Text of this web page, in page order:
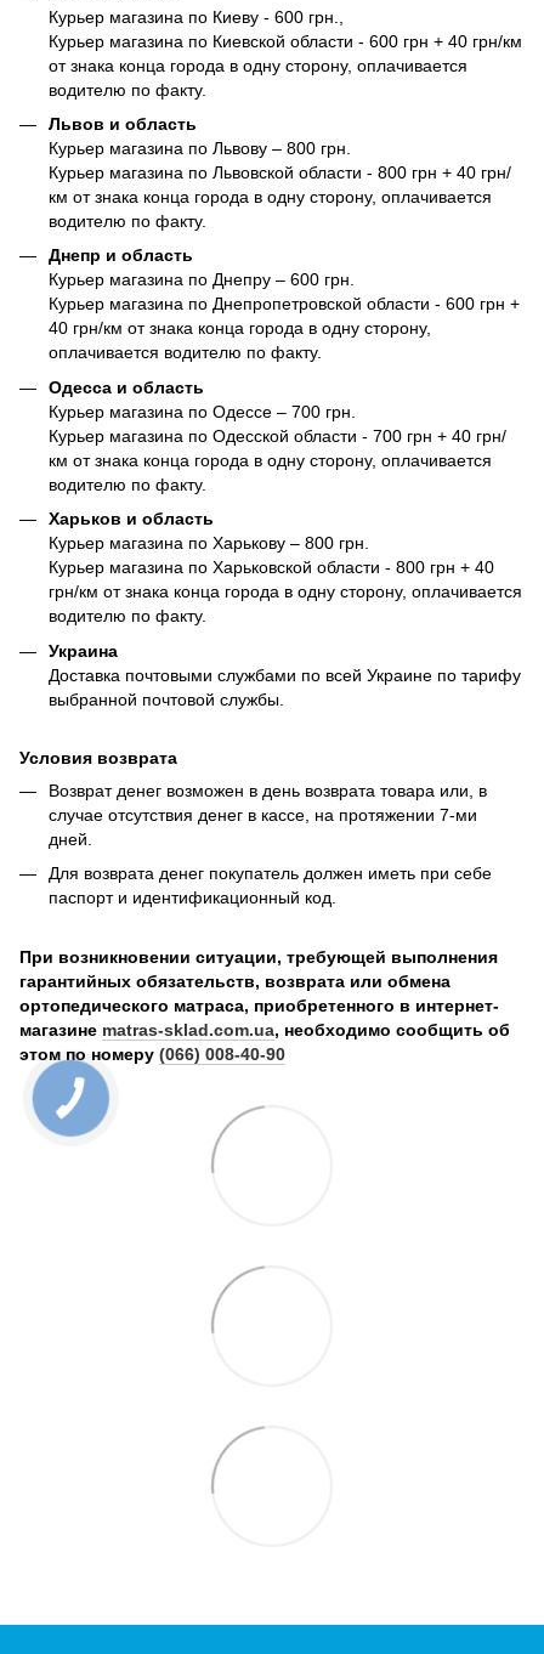
Курьер магазина по Киеву - 600 грн.,
Курьер магазина по Киевской области - 600 грн + 40 грн/км
от знака конца города в одну сторону, оплачивается
водителю по факту.
Львов и область
Курьер магазина по Львову – 800 грн.
Курьер магазина по Львовской области - 800 грн + 40 грн/
км от знака конца города в одну сторону, оплачивается
водителю по факту.
Днепр и область
Курьер магазина по Днепру – 600 грн.
Курьер магазина по Днепропетровской области - 600 грн +
40 грн/км от знака конца города в одну сторону,
оплачивается водителю по факту.
Одесса и область
Курьер магазина по Одессе – 700 грн.
Курьер магазина по Одесской области - 700 грн + 40 грн/
км от знака конца города в одну сторону, оплачивается
водителю по факту.
Харьков и область
Курьер магазина по Харькову – 800 грн.
Курьер магазина по Харьковской области - 800 грн + 40
грн/км от знака конца города в одну сторону, оплачивается
водителю по факту.
Украина
Доставка почтовыми службами по всей Украине по тарифу
выбранной почтовой службы.
Условия возврата
Возврат денег возможен в день возврата товара или, в
случае отсутствия денег в кассе, на протяжении 7-ми
дней.
Для возврата денег покупатель должен иметь при себе
паспорт и идентификационный код.
При возникновении ситуации, требующей выполнения
гарантийных обязательств, возврата или обмена
ортопедического матраса, приобретенного в интернет-
магазине matras-sklad.com.ua, необходимо сообщить об
этом по номеру (066) 008-40-90